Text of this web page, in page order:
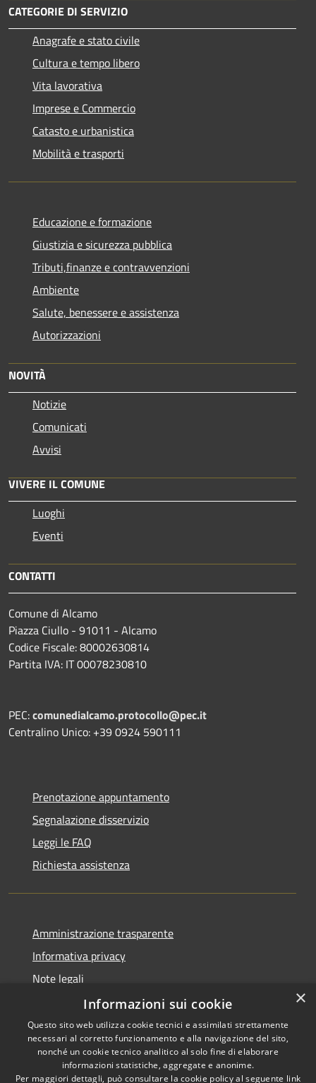
CATEGORIE DI SERVIZIO
Anagrafe e stato civile
Cultura e tempo libero
Vita lavorativa
Imprese e Commercio
Catasto e urbanistica
Mobilità e trasporti
Educazione e formazione
Giustizia e sicurezza pubblica
Tributi,finanze e contravvenzioni
Ambiente
Salute, benessere e assistenza
Autorizzazioni
NOVITÀ
Notizie
Comunicati
Avvisi
VIVERE IL COMUNE
Luoghi
Eventi
CONTATTI
Comune di Alcamo
Piazza Ciullo - 91011 - Alcamo
Codice Fiscale: 80002630814
Partita IVA: IT 00078230810
PEC:comunedialcamo.protocollo@pec.it
Centralino Unico: +39 0924 590111
Prenotazione appuntamento
Segnalazione disservizio
Leggi le FAQ
Richiesta assistenza
Amministrazione trasparente
Informativa privacy
Note legali
Dichiarazione di accessibilità
RSS
Copyright © 2026 • Comune di
×
Informazioni sui cookie
Questo sito web utilizza cookie tecnici e assimilati strettamente
necessari al corretto funzionamento e alla navigazione del sito,
nonché un cookie tecnico analitico al solo fine di elaborare
informazioni statistiche, aggregate e anonime.
Per maggiori dettagli, può consultare la cookie policy al seguente link